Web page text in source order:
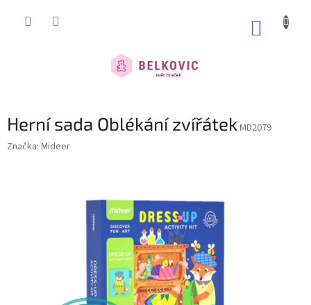
Herní sada Oblékání zvířátek MD2079
Značka: Mideer